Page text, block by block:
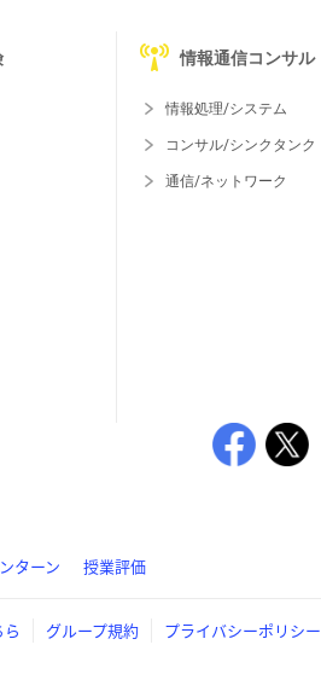
情報通信コンサル
情報処理/システム
コンサル/シンクタンク
通信/ネットワーク
ターン 授業評価
グループ規約 プライバシーポリシー